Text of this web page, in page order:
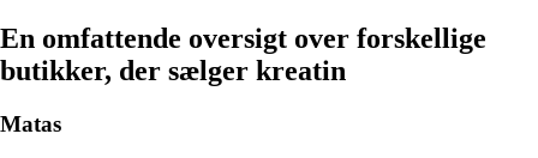
En omfattende oversigt over forskellige
butikker, der sælger kreatin
Matas